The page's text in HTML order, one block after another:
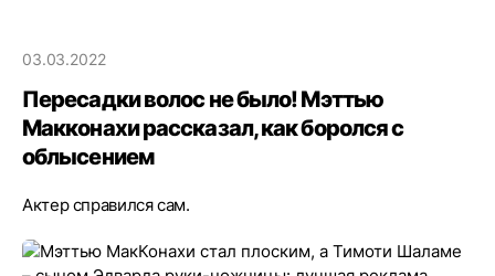
03.03.2022
Пересадки волос не было! Мэттью
Макконахи рассказал, как боролся с
облысением
Актер справился сам.